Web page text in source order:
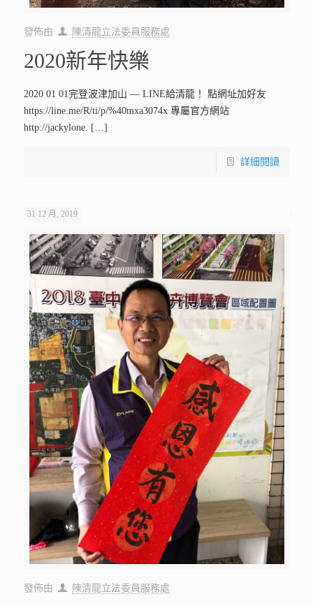
發佈由 陳清龍立法委員服務處
2020新年快樂
2020 01 01完登波津加山 — LINE給清龍！ 點網址加好友
https://line.me/R/ti/p/%40mxa3074x 專屬官方網站
http://jackylone. […]
詳細閱讀
31 12 月, 2019
發佈由 陳清龍立法委員服務處